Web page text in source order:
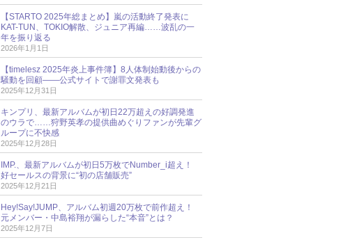
【STARTO 2025年総まとめ】嵐の活動終了発表に
KAT-TUN、TOKIO解散、ジュニア再編……波乱の一
年を振り返る
2026年1月1日
【timelesz 2025年炎上事件簿】8人体制始動後からの
騒動を回顧――公式サイトで謝罪文発表も
2025年12月31日
キンプリ、最新アルバムが初日22万超えの好調発進
のウラで……狩野英孝の提供曲めぐりファンが先輩グ
ループに不快感
2025年12月28日
IMP.、最新アルバムが初日5万枚でNumber_i超え！
好セールスの背景に“初の店舗販売”
2025年12月21日
Hey!Say!JUMP、アルバム初週20万枚で前作超え！
元メンバー・中島裕翔が漏らした“本音”とは？
2025年12月7日